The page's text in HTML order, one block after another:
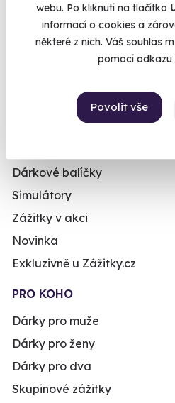
webu. Po kliknutí na tlačítko
informací o cookies a
některé z nich. Váš souhlas
pomocí odkazu
Povolit vše
Sportovní zážitky
Zážitkové pobyty
Vojenské zážitky
Zážitky ve virtuální realitě
Dárkové balíčky
Simulátory
Zážitky v akci
Novinka
Exkluzivně u Zážitky.cz
PRO KOHO
Dárky pro muže
Dárky pro ženy
Dárky pro dva
Skupinové zážitky